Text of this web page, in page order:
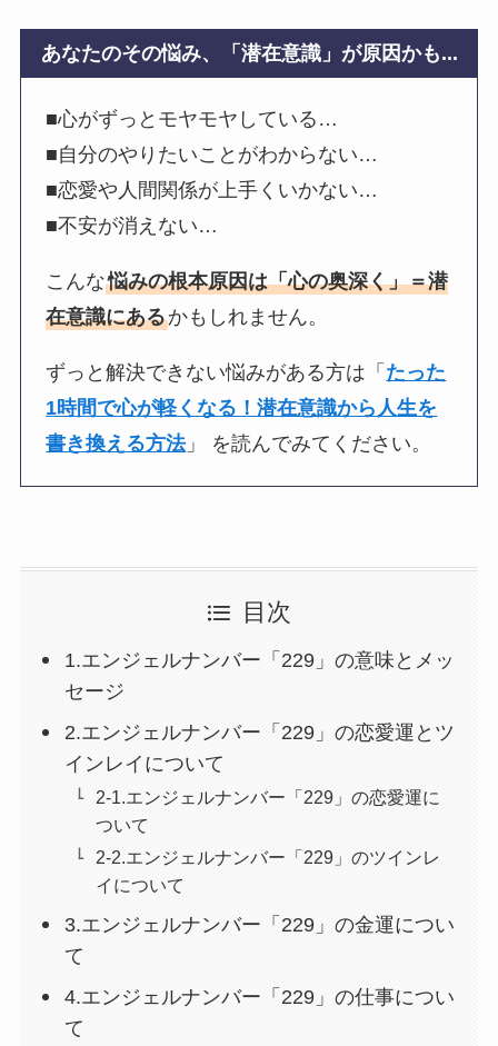
あなたのその悩み、「潜在意識」が原因かも...
■心がずっとモヤモヤしている…
■自分のやりたいことがわからない…
■恋愛や人間関係が上手くいかない…
■不安が消えない…
こんな悩みの根本原因は「心の奥深く」＝潜
在意識にあるかもしれません。
ずっと解決できない悩みがある方は「 たった
1時間で心が軽くなる！潜在意識から人生を
書き換える方法」 を読んでみてください。
目次
1.エンジェルナンバー「229」の意味とメッ
セージ
2.エンジェルナンバー「229」の恋愛運とツ
インレイについて
2-1.エンジェルナンバー「229」の恋愛運に
ついて
2-2.エンジェルナンバー「229」のツインレ
イについて
3.エンジェルナンバー「229」の金運につい
て
4.エンジェルナンバー「229」の仕事につい
て